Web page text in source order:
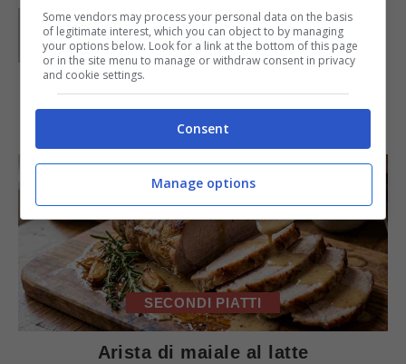
Parole diRedazione Buttalapasta
IN PRIMO PIANO
SECONDI PIATTI
Arista di maiale al latte
Some vendors may process your personal data on the basis
of legitimate interest, which you can object to by managing
your options below. Look for a link at the bottom of this page
or in the site menu to manage or withdraw consent in privacy
and cookie settings.
Consent
Manage options